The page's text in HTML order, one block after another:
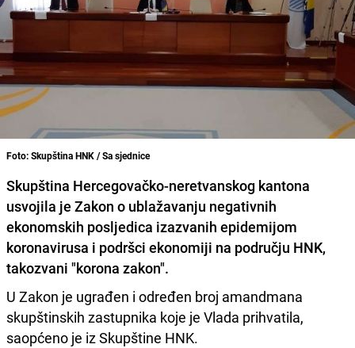
Foto: Skupština HNK / Sa sjednice
Skupština Hercegovačko-neretvanskog kantona
usvojila je Zakon o ublažavanju negativnih
ekonomskih posljedica izazvanih epidemijom
koronavirusa i podršci ekonomiji na području HNK,
takozvani "korona zakon".
U Zakon je ugrađen i određen broj amandmana
skupštinskih zastupnika koje je Vlada prihvatila,
saopćeno je iz Skupštine HNK.